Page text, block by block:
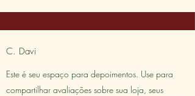
C. Davi
Este é seu espaço para depoimentos. Use para
compartilhar avaliações sobre sua loja, seus